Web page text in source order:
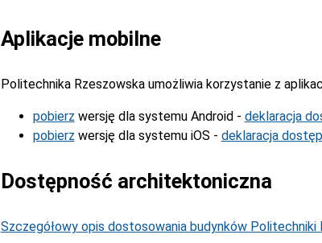
Aplikacje mobilne
Politechnika Rzeszowska umożliwia korzystanie z
pobierz wersję dla systemu Android - deklaracja
pobierz wersję dla systemu iOS - deklaracja
Dostępność architektoniczna
Szczegółowy opis dostosowania budynków Politechniki